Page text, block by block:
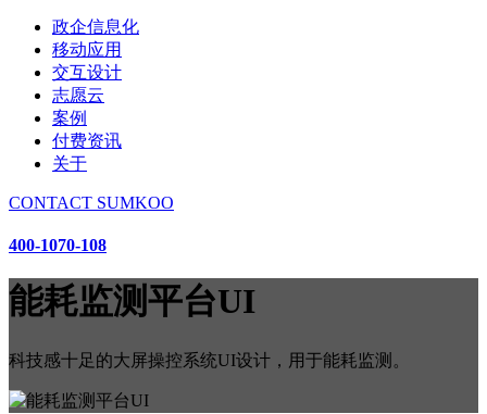
政企信息化
移动应用
交互设计
志愿云
案例
付费资讯
关于
CONTACT SUMKOO
400-1070-108
能耗监测平台UI
科技感十足的大屏操控系统UI设计，用于能耗监测。